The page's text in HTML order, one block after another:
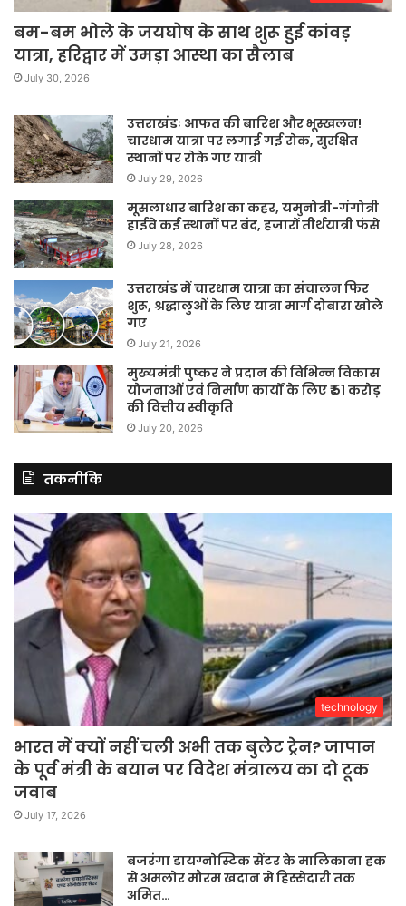
बम-बम भोले के जयघोष के साथ शुरू हुई कांवड़
यात्रा, हरिद्वार में उमड़ा आस्था का सैलाब
July 30, 2026
उत्तराखंडः आफत की बारिश और भूस्खलन!
चारधाम यात्रा पर लगाई गई रोक, सुरक्षित
स्थानों पर रोके गए यात्री
July 29, 2026
मूसलाधार बारिश का कहर, यमुनोत्री-गंगोत्री
हाईवे कई स्थानों पर बंद, हजारों तीर्थयात्री फंसे
July 28, 2026
उत्तराखंड में चारधाम यात्रा का संचालन फिर
शुरू, श्रद्धालुओं के लिए यात्रा मार्ग दोबारा खोले
गए
July 21, 2026
मुख्यमंत्री पुष्कर ने प्रदान की विभिन्न विकास
योजनाओं एवं निर्माण कार्यों के लिए ₹ 51 करोड़
की वित्तीय स्वीकृति
July 20, 2026
तकनीकि
technology
भारत में क्यों नहीं चली अभी तक बुलेट ट्रेन? जापान
के पूर्व मंत्री के बयान पर विदेश मंत्रालय का दो टूक
जवाब
July 17, 2026
बजरंगा डायग्नोस्टिक सेंटर के मालिकाना हक
से अमलोर मौरम खदान मे हिस्सेदारी तक
अमित…